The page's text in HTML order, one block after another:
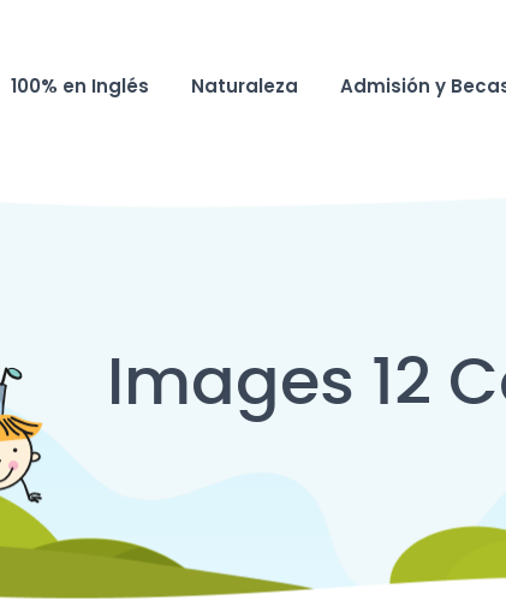
100% en Inglés Naturaleza Admisión y
Images 12